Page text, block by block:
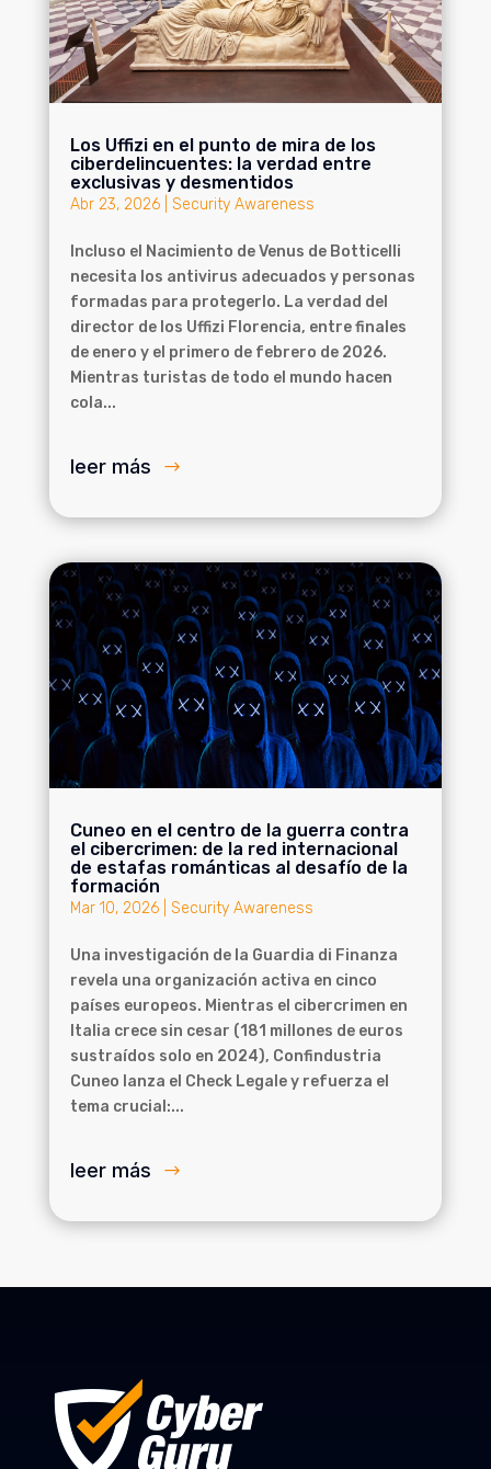
Los Uffizi en el punto de mira de los
ciberdelincuentes: la verdad entre
exclusivas y desmentidos
Abr 23, 2026| Security Awareness
Incluso el Nacimiento de Venus de Botticelli
necesita los antivirus adecuados y personas
formadas para protegerlo. La verdad del
director de los Uffizi Florencia, entre finales
de enero y el primero de febrero de 2026.
Mientras turistas de todo el mundo hacen
cola...
leer más
Cuneo en el centro de la guerra contra
el cibercrimen: de la red internacional
de estafas románticas al desafío de la
formación
Mar 10, 2026| Security Awareness
Una investigación de la Guardia di Finanza
revela una organización activa en cinco
países europeos. Mientras el cibercrimen en
Italia crece sin cesar (181 millones de euros
sustraídos solo en 2024), Confindustria
Cuneo lanza el Check Legale y refuerza el
tema crucial:...
leer más